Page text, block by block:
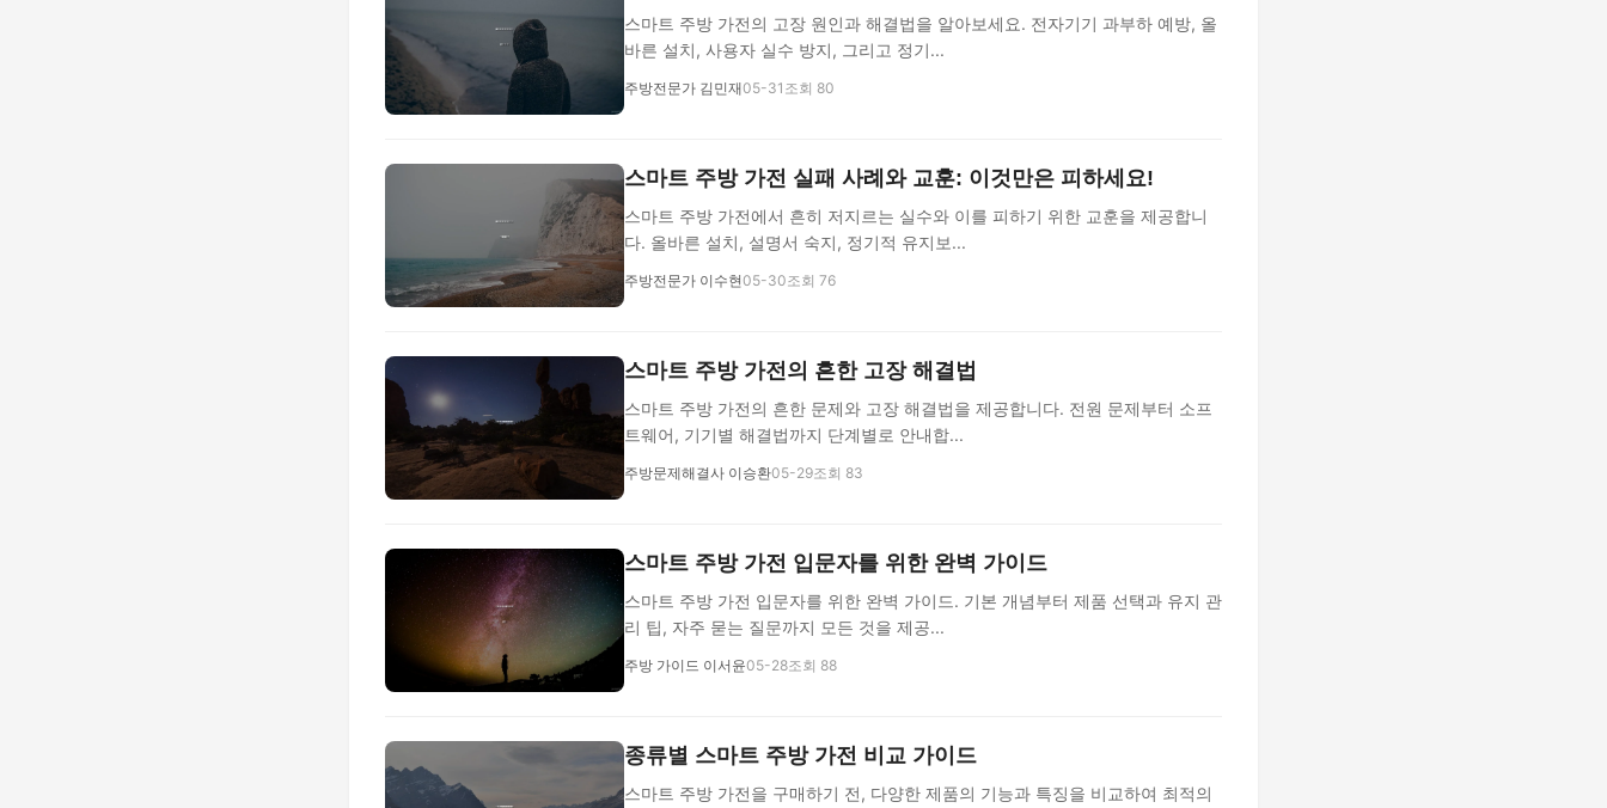
스마트 주방 가전의 고장 원인과 해결법을 알아보세요. 전자기기 과부하 예방, 올
바른 설치, 사용자 실수 방지, 그리고 정기...
주방전문가 김민재05-31 조회 80
스마트 주방 가전 실패 사례와 교훈: 이것만은 피하세요!
스마트 주방 가전에서 흔히 저지르는 실수와 이를 피하기 위한 교훈을 제공합니
다. 올바른 설치, 설명서 숙지, 정기적 유지보...
주방전문가 이수현05-30조회 76
스마트 주방 가전의 흔한 고장 해결법
스마트 주방 가전의 흔한 문제와 고장 해결법을 제공합니다. 전원 문제부터 소프
트웨어, 기기별 해결법까지 단계별로 안내합...
주방문제해결사 이승환05-29조회 83
스마트 주방 가전 입문자를 위한 완벽 가이드
스마트 주방 가전 입문자를 위한 완벽 가이드. 기본 개념부터 제품 선택과 유지 관
리 팁, 자주 묻는 질문까지 모든 것을 제공...
주방 가이드 이서윤05-28조회 88
종류별 스마트 주방 가전 비교 가이드
스마트 주방 가전을 구매하기 전, 다양한 제품의 기능과 특징을 비교하여 최적의